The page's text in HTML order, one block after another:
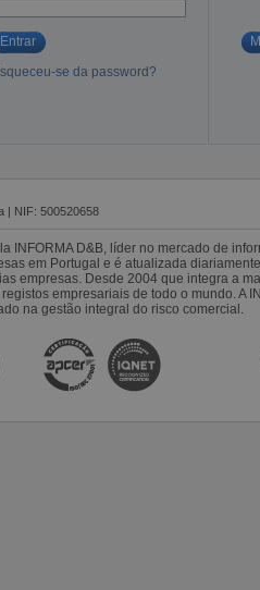
Entrar
se da password?
| NIF: 500520658
INFORMA D&B, líder no mercado de
em Portugal e é atualizada
empresas. Desde 2004 que integra a
empresariais de todo o mundo. A
na gestão integral do risco comercial.